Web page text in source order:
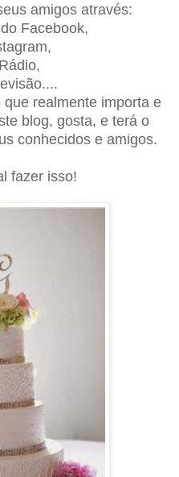
amigos através:
Facebook,
Rádio,
realmente importa e
blog, gosta, e terá o
conhecidos e amigos.
fazer isso!